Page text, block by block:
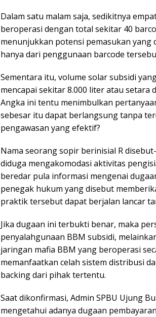
Dalam satu malam saja, sedikitnya
beroperasi dengan total sekitar 40
menunjukkan potensi pemasukan yang
hanya dari penggunaan barcode
Sementara itu, volume solar subsidi
mencapai sekitar 8.000 liter atau setara
Angka ini tentu menimbulkan
sebesar itu dapat berlangsung tanpa
pengawasan yang efektif?
Nama seorang sopir berinisial R
diduga mengakomodasi aktivitas
beredar pula informasi mengenai
penegak hukum yang disebut
praktik tersebut dapat berjalan lancar
Jika dugaan ini terbukti benar, maka
penyalahgunaan BBM subsidi,
jaringan mafia BBM yang beroperasi
memanfaatkan celah sistem distribusi
backing dari pihak tertentu.
Saat dikonfirmasi, Admin SPBU Ujung
mengetahui adanya dugaan